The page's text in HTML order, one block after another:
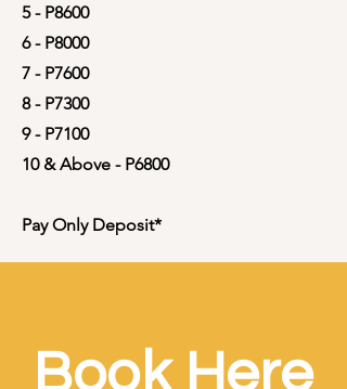
5 - P8600
6 - P8000
7 - P7600
8 - P7300
9 - P7100
10 & Above - P6800
Pay Only Deposit*
Book Here